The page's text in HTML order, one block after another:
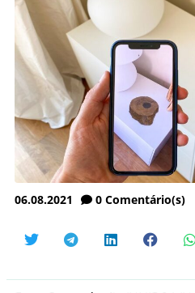
06.08.2021 0 Comentário(s)